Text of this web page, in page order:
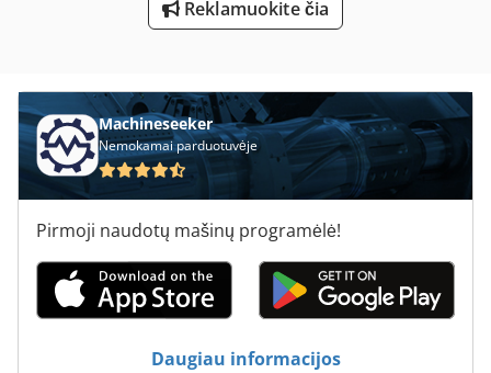
Tekinimo Su Skaitmeniniu Ekranu
Reklamuokite čia
Machineseeker
Nemokamai parduotuvėje
Pirmoji naudotų mašinų programėlė!
Daugiau informacijos